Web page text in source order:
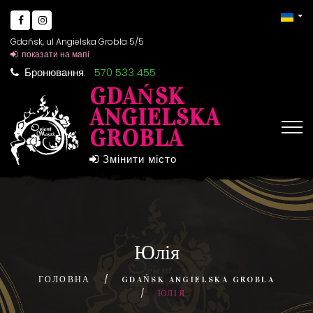
Gdańsk, ul Angielska Grobla 5/5
показати на мапі
Бронювання: 570 533 455
GDAŃSK
ANGIELSKA
GROBLA
Змінити місто
Юлія
ГОЛОВНА
GDAŃSK ANGIELSKA GROBLA
ЮЛІЯ